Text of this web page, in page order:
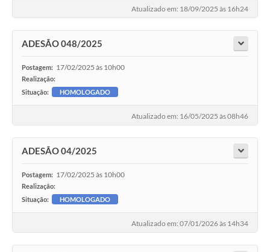
Atualizado em: 18/09/2025 às 16h24
ADESÃO 048/2025
Postagem: 17/02/2025 às 10h00
Realização:
Situação:
HOMOLOGADO
Atualizado em: 16/05/2025 às 08h46
ADESÃO 04/2025
Postagem: 17/02/2025 às 10h00
Realização:
Situação:
HOMOLOGADO
Atualizado em: 07/01/2026 às 14h34